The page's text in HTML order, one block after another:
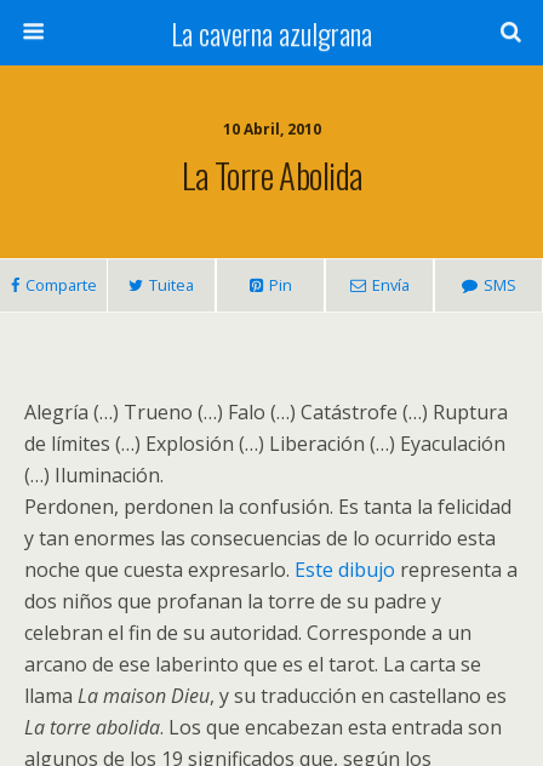
La caverna azulgrana
10 Abril, 2010
La Torre Abolida
Comparte Tuitea Pin Envía SMS
Alegría (…) Trueno (…) Falo (…) Catástrofe (…) Ruptura
de límites (…) Explosión (…) Liberación (…) Eyaculación
(…) Iluminación.
Perdonen, perdonen la confusión. Es tanta la felicidad
y tan enormes las consecuencias de lo ocurrido esta
noche que cuesta expresarlo. Este dibujo representa a
dos niños que profanan la torre de su padre y
celebran el fin de su autoridad. Corresponde a un
arcano de ese laberinto que es el tarot. La carta se
llama La maison Dieu, y su traducción en castellano es
La torre abolida. Los que encabezan esta entrada son
algunos de los 19 significados que, según los